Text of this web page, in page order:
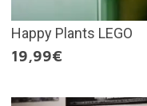
Happy Plants LEGO
19,99€